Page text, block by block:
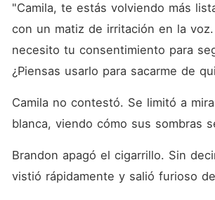
"Camila, te estás volviendo más
con un matiz de irritación en la
necesito tu consentimiento para
¿Piensas usarlo para sacarme de
Camila no contestó. Se limitó a
blanca, viendo cómo sus sombras
Brandon apagó el cigarrillo. Sin
vistió rápidamente y salió furioso